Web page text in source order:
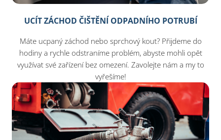
UCÍT ZÁCHOD ČIŠTĚNÍ ODPADNÍHO POTRUBÍ
Máte ucpaný záchod nebo sprchový kout? Přijdeme do
hodiny a rychle odstraníme problém, abyste mohli opět
využívat své zařízení bez omezení. Zavolejte nám a my to
vyřešíme!